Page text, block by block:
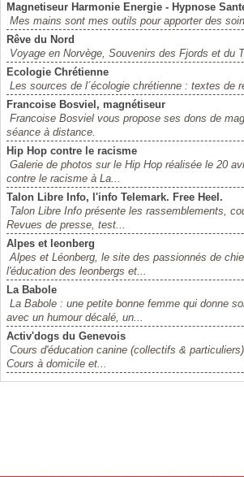
Magnetiseur Harmonie Energie - Hypnose
Mes mains sont mes outils pour apporter des
Rêve du Nord
Voyage en Norvège, Souvenirs des Fjords et du
Ecologie Chrétienne
Les sources de l´écologie chrétienne : textes
Francoise Bosviel, magnétiseur
Francoise Bosviel vous propose ses dons de
séance à distance.
Hip Hop contre le racisme
Galerie de photos sur le Hip Hop réalisée le 20
contre le racisme à La...
Talon Libre Info, l'info Telemark. Free Heel.
Talon Libre Info présente les rassemblements,
Revues de presse, test...
Alpes et leonberg
Alpes et Léonberg, le site des passionnés de
l'éducation des leonbergs et...
La Babole
La Babole : une petite bonne femme qui donne
avec un humour décalé, un...
Activ'dogs du Genevois
Cours d'éducation canine (collectifs &
Cours à domicile et...